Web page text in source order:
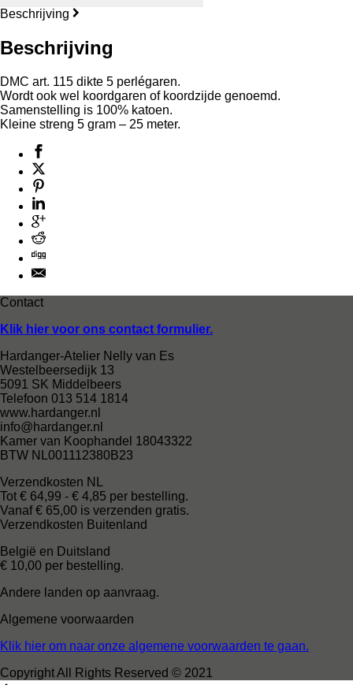
-
aantal
Beschrijving
Beschrijving
DMC art. 115 dikte 5 perlégaren.
Wordt ook wel koordgaren of koordzijde genoemd.
Samenstelling is 100% katoen.
Kleine streng 5 gram – 25 meter.
Contact
Klik hier voor ons contact formulier.
Hardanger-Atelier Nelly van Es
Westelbeersedijk 13
5091 SK Middelbeers
Telefoon 013 514 1814
www.hardanger.nl
info@hardanger.nl
Kamer van Koophandel 18043322
BTW NL001112380B23
Verzendkosten NL
Tot € 64,99 - € 4,85 per bestelling.
Vanaf € 65,00 is verzenden gratis.
Verzendkosten Buitenland
België en Duitsland
€ 10,00 per bestelling.
Andere landen op aanvraag.
Algemene voorwaarden
Klik hier om naar onze algemene voorwaarden te gaan.
Copyright All Rights Reserved © 2021